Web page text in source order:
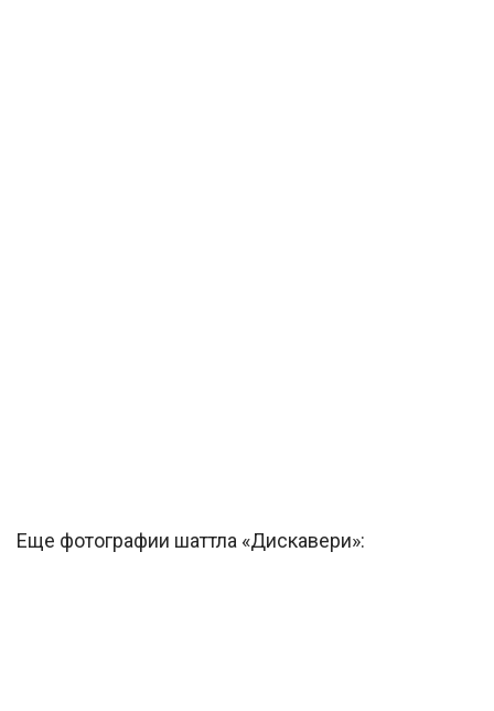
Еще фотографии шаттла «Дискавери»: